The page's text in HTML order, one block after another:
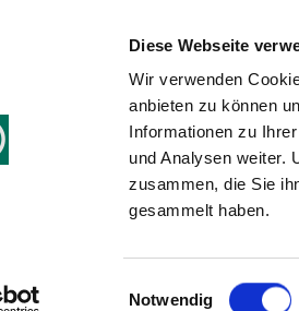
Diese Webseite
Wir verwenden
anbieten zu können
Informationen zu
und Analysen weiter.
zusammen, die Sie
gesammelt haben.
Einwilligungsauswahl
Notwendig
Web Shop
- Andys Werkstatt filmt Stehle